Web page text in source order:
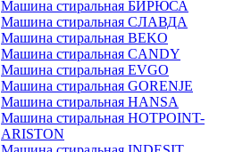
Машина стиральная БИРЮСА
Машина стиральная СЛАВДА
Машина стиральная BEKO
Машина стиральная CANDY
Машина стиральная EVGO
Машина стиральная GORENJE
Машина стиральная HANSA
Машина стиральная HOTPOINT-
ARISTON